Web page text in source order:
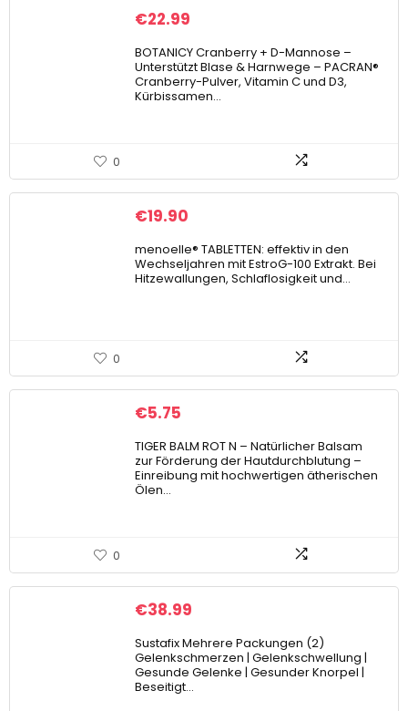
€22.99
BOTANICY Cranberry + D-Mannose –
Unterstützt Blase & Harnwege – PACRAN®
Cranberry-Pulver, Vitamin C und D3,
Kürbissamen…
0
€19.90
menoelle® TABLETTEN: effektiv in den
Wechseljahren mit EstroG-100 Extrakt. Bei
Hitzewallungen, Schlaflosigkeit und…
0
€5.75
TIGER BALM ROT N – Natürlicher Balsam
zur Förderung der Hautdurchblutung –
Einreibung mit hochwertigen ätherischen
Ölen…
0
€38.99
Sustafix Mehrere Packungen (2)
Gelenkschmerzen | Gelenkschwellung |
Gesunde Gelenke | Gesunder Knorpel |
Beseitigt…